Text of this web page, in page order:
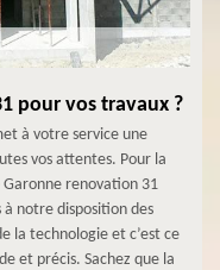
pour vos travaux ?
à votre service une
vos attentes. Pour la
renovation 31
notre disposition des
la technologie et c’est ce
et précis. Sachez que la